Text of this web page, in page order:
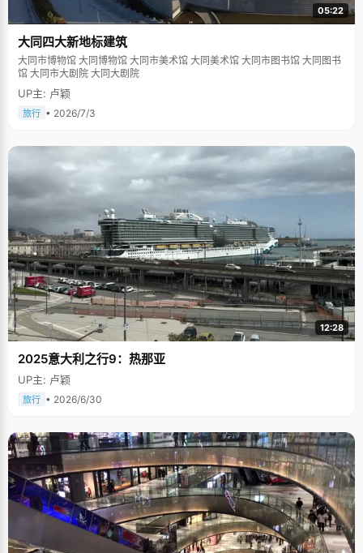
05:22
大同四大新地标建筑
大同市博物馆 大同博物馆 大同市美术馆 大同美术馆 大同市图书馆 大同图书
馆 大同市大剧院 大同大剧院
UP主: 卢颖
旅行 • 2026/7/3
12:28
2025意大利之行9：热那亚
UP主: 卢颖
旅行 • 2026/6/30